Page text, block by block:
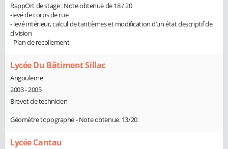
RappOrt de stage : Note obtenue de 18 / 20
-levé de corps de rue
- levé intérieur, calcul de tantièmes et modification d’un état descriptif de
division
- Plan de recollement
Lycée Du Bâtiment Sillac
Angouleme
2003 - 2005
Brevet de technicien
Géomètre topographe - Note obtenue: 13/20
Lycée Cantau